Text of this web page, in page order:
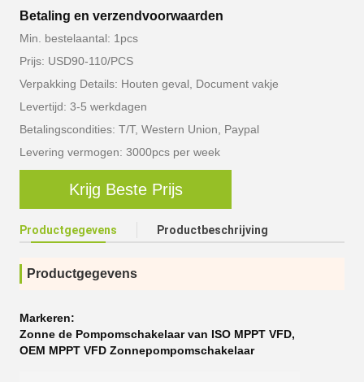
Betaling en verzendvoorwaarden
Min. bestelaantal: 1pcs
Prijs: USD90-110/PCS
Verpakking Details: Houten geval, Document vakje
Levertijd: 3-5 werkdagen
Betalingscondities: T/T, Western Union, Paypal
Levering vermogen: 3000pcs per week
Krijg Beste Prijs
Productgegevens Productbeschrijving
Productgegevens
Markeren:
Zonne de Pompomschakelaar van ISO MPPT VFD,
OEM MPPT VFD Zonnepompomschakelaar